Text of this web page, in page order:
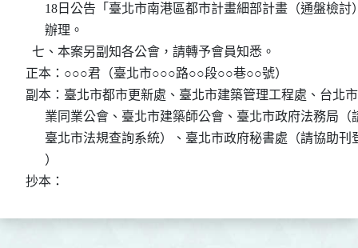
18日公告「臺北市南港區都市計畫細部計畫（通盤檢
      辦理。
  七、本案另副知各公會，請轉予會員知悉。
正本：○○○君（臺北市○○○路○○段○○巷○○號）
副本：臺北市都市更新處、臺北市建築管理工程處、台北
業同業公會、臺北市建築師公會、臺北市政府法務局
臺北市法規查詢系統）、臺北市政府秘書處（請協助
      ）
抄本：